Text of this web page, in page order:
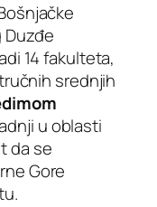
Duzđe
14 fakulteta,
srednjih
u oblasti
da se
Gore